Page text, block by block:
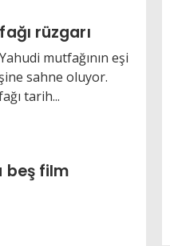
rüzgarı
mutfağının eşi
sahne oluyor.
tarih...
beş film